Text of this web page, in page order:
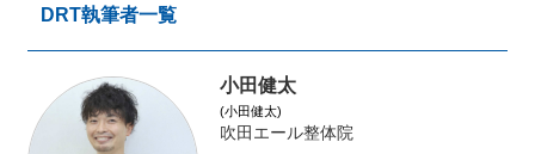
DRT執筆者一覧
小田健太
(小田健太)
吹田エール整体院